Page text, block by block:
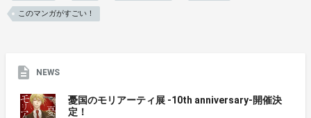
このマンガがすごい！
NEWS
憂国のモリアーティ展 -10th anniversary-開催決
定！